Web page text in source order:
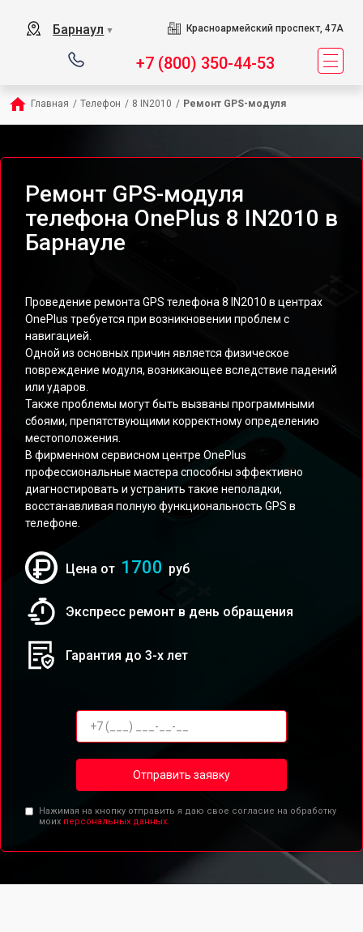
Барнаул ▼ Красноармейский проспект, 47А
+7 (800) 350-44-53
Главная / Телефон / 8 IN2010 / Ремонт GPS-модуля
Ремонт GPS-модуля
телефона OnePlus 8 IN2010 в
Барнауле
Проведение ремонта GPS телефона 8 IN2010 в центрах
OnePlus требуется при возникновении проблем с
навигацией.
Одной из основных причин является физическое
повреждение модуля, возникающее вследствие падений
или ударов.
Также проблемы могут быть вызваны программными
сбоями, препятствующими корректному определению
местоположения.
В фирменном сервисном центре OnePlus
профессиональные мастера способны эффективно
диагностировать и устранить такие неполадки,
восстанавливая полную функциональность GPS в
телефоне.
Цена от 1700 руб
Экспресс ремонт в день обращения
Гарантия до 3-х лет
Отправить заявку
Нажимая на кнопку отправить я даю свое согласие на обработку
моих персональных данных.